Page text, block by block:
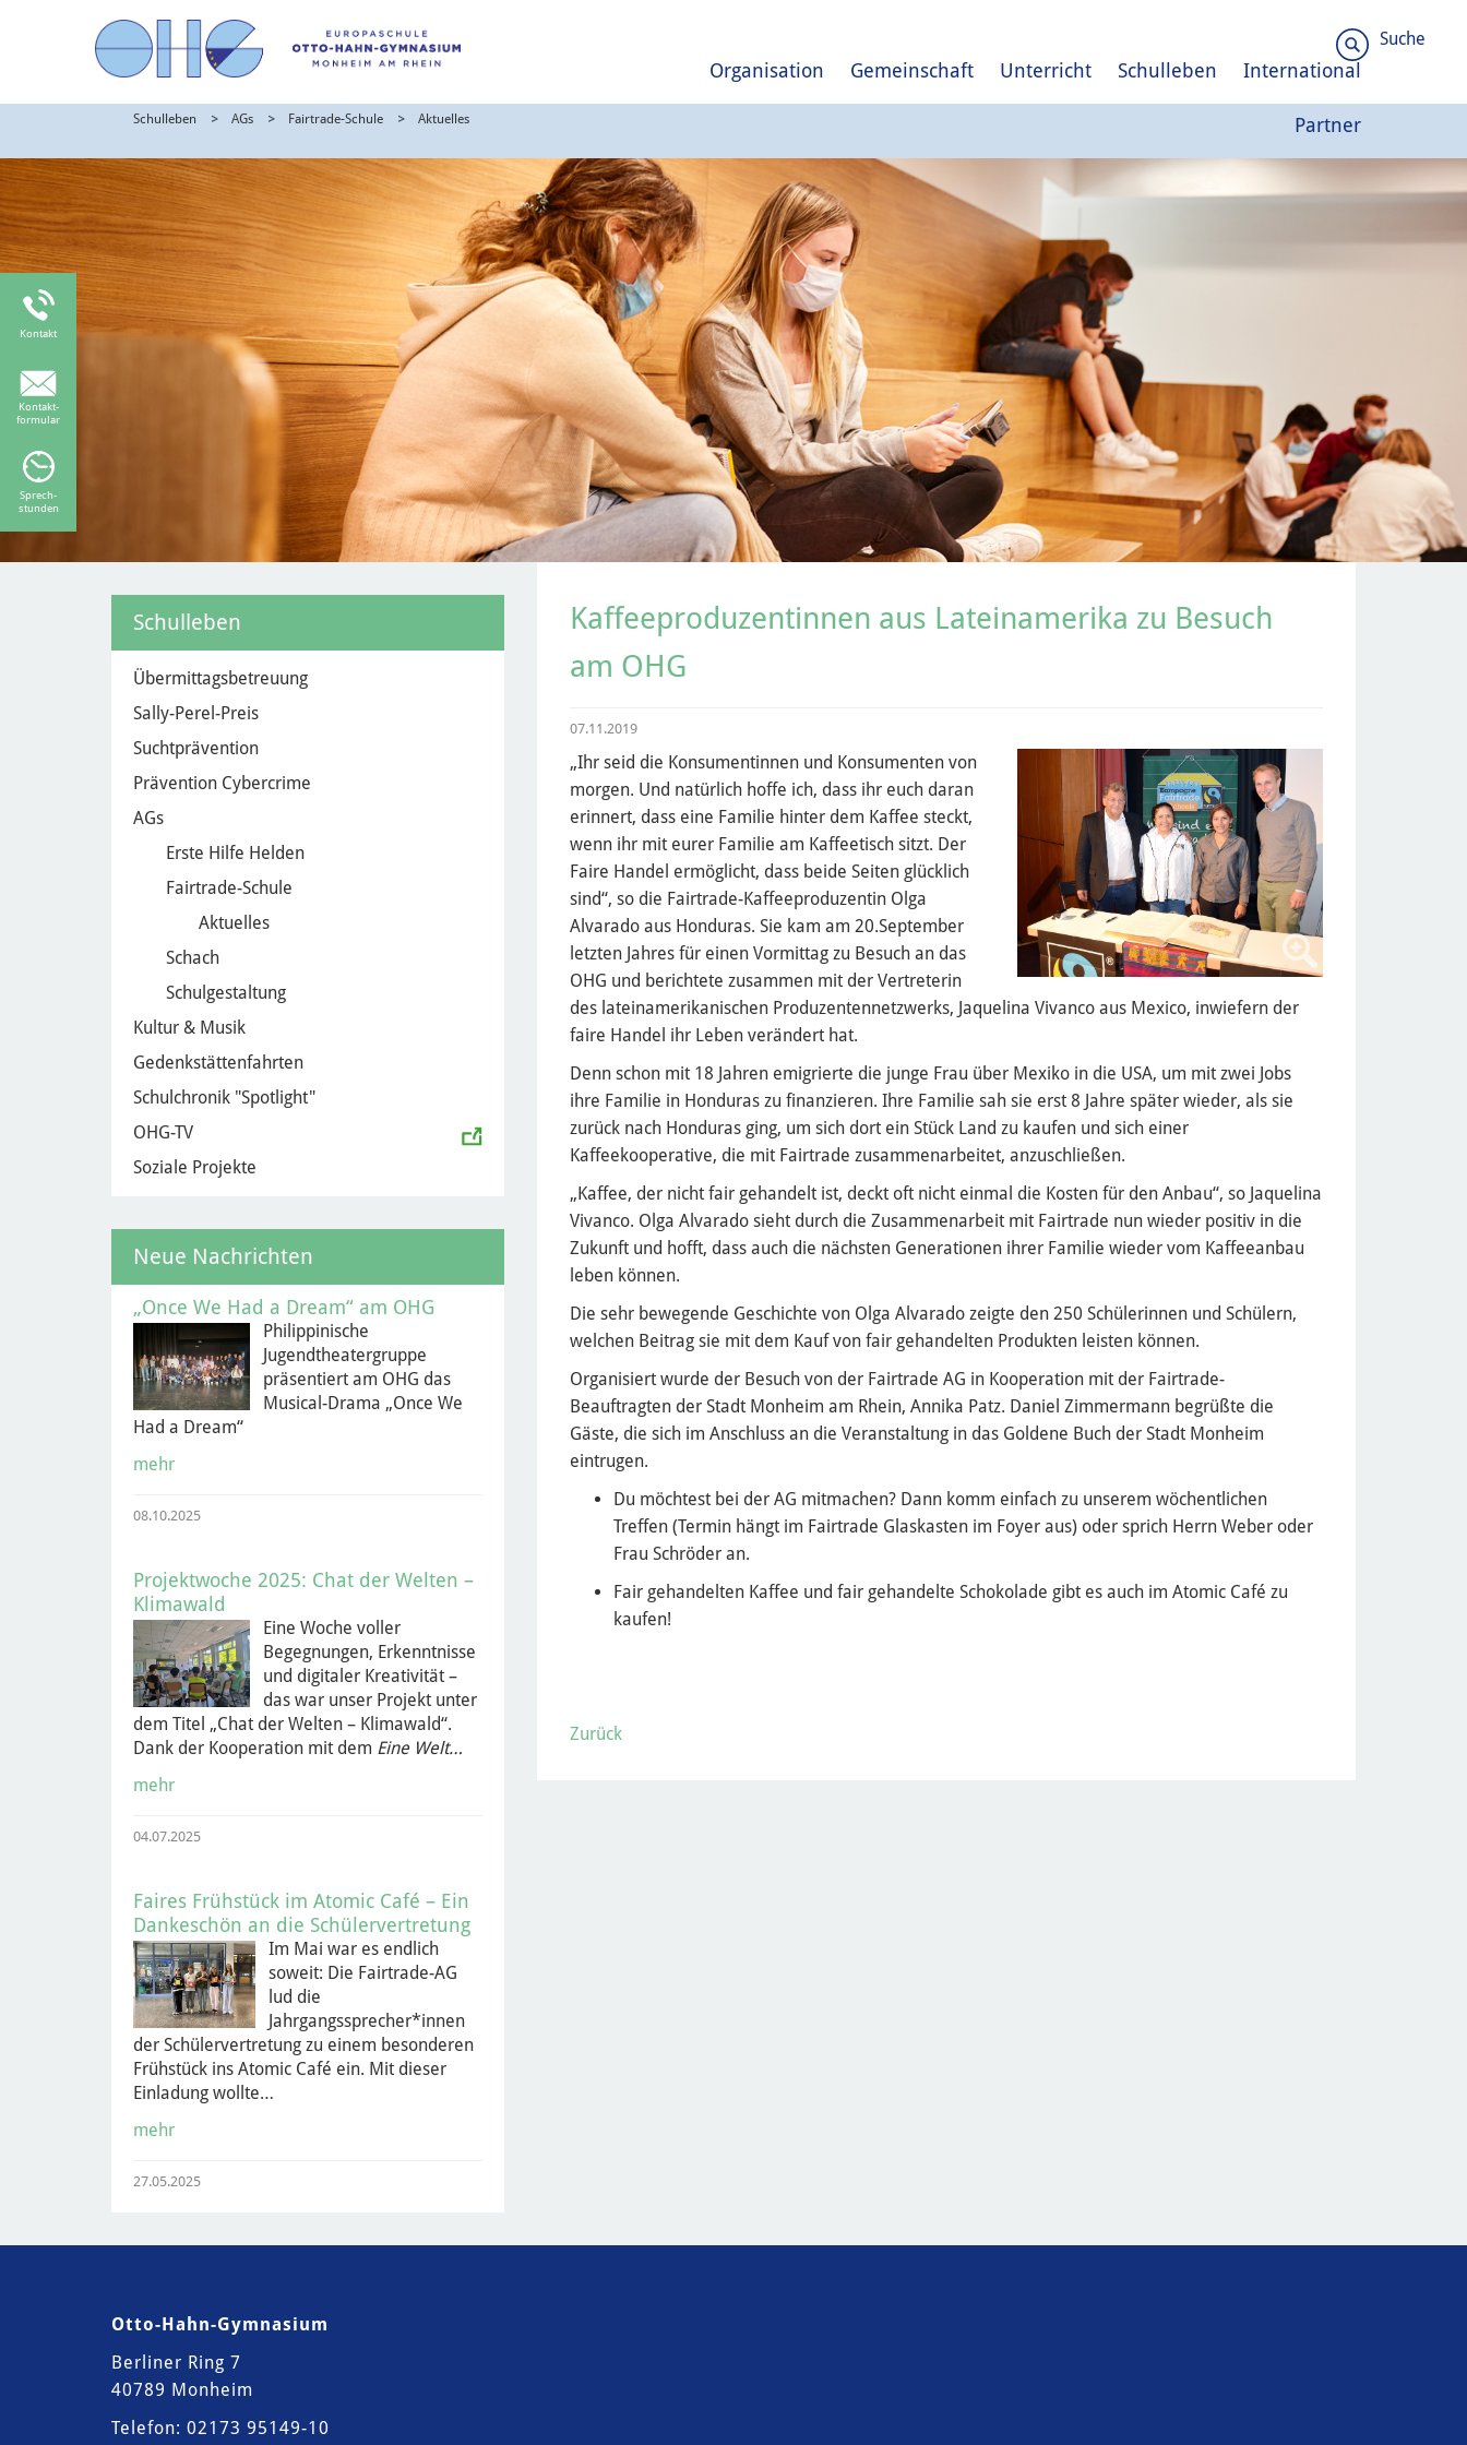
Organisation Gemeinschaft Unterricht Schulleben International
Partner
Suche
Schulleben AGs Fairtrade-Schule Aktuelles
Kaffeeproduzentinnen aus Lateinamerika zu Besuch
am OHG
07.11.2019
„Ihr seid die Konsumentinnen und Konsumenten von
morgen. Und natürlich hoffe ich, dass ihr euch daran
erinnert, dass eine Familie hinter dem Kaffee steckt,
wenn ihr mit eurer Familie am Kaffeetisch sitzt. Der
Faire Handel ermöglicht, dass beide Seiten glücklich
sind“, so die Fairtrade-Kaffeeproduzentin Olga
Alvarado aus Honduras. Sie kam am 20.September
letzten Jahres für einen Vormittag zu Besuch an das
OHG und berichtete zusammen mit der Vertreterin
des lateinamerikanischen Produzentennetzwerks, Jaquelina Vivanco aus Mexico, inwiefern der
faire Handel ihr Leben verändert hat.
Denn schon mit 18 Jahren emigrierte die junge Frau über Mexiko in die USA, um mit zwei Jobs
ihre Familie in Honduras zu finanzieren. Ihre Familie sah sie erst 8 Jahre später wieder, als sie
zurück nach Honduras ging, um sich dort ein Stück Land zu kaufen und sich einer
Kaffeekooperative, die mit Fairtrade zusammenarbeitet, anzuschließen.
„Kaffee, der nicht fair gehandelt ist, deckt oft nicht einmal die Kosten für den Anbau“, so Jaquelina
Vivanco. Olga Alvarado sieht durch die Zusammenarbeit mit Fairtrade nun wieder positiv in die
Zukunft und hofft, dass auch die nächsten Generationen ihrer Familie wieder vom Kaffeeanbau
leben können.
Die sehr bewegende Geschichte von Olga Alvarado zeigte den 250 Schülerinnen und Schülern,
welchen Beitrag sie mit dem Kauf von fair gehandelten Produkten leisten können.
Organisiert wurde der Besuch von der Fairtrade AG in Kooperation mit der Fairtrade-
Beauftragten der Stadt Monheim am Rhein, Annika Patz. Daniel Zimmermann begrüßte die
Gäste, die sich im Anschluss an die Veranstaltung in das Goldene Buch der Stadt Monheim
eintrugen.
Du möchtest bei der AG mitmachen? Dann komm einfach zu unserem wöchentlichen
Treffen (Termin hängt im Fairtrade Glaskasten im Foyer aus) oder sprich Herrn Weber oder
Frau Schröder an.
Fair gehandelten Kaffee und fair gehandelte Schokolade gibt es auch im Atomic Café zu
kaufen!
Zurück
Schulleben
Übermittagsbetreuung
Sally-Perel-Preis
Suchtprävention
Prävention Cybercrime
AGs
Erste Hilfe Helden
Fairtrade-Schule
Aktuelles
Schach
Schulgestaltung
Kultur & Musik
Gedenkstättenfahrten
Schulchronik "Spotlight"
OHG-TV
Soziale Projekte
Neue Nachrichten
„Once We Had a Dream“ am OHG
Philippinische
Jugendtheatergruppe
präsentiert am OHG das
Musical-Drama „Once We
Had a Dream“
mehr
08.10.2025
Projektwoche 2025: Chat der Welten –
Klimawald
Eine Woche voller
Begegnungen, Erkenntnisse
und digitaler Kreativität –
das war unser Projekt unter
dem Titel „Chat der Welten – Klimawald“.
Dank der Kooperation mit dem Eine Welt…
mehr
04.07.2025
Faires Frühstück im Atomic Café – Ein
Dankeschön an die Schülervertretung
Im Mai war es endlich
soweit: Die Fairtrade-AG
lud die
Jahrgangssprecher*innen
der Schülervertretung zu einem besonderen
Frühstück ins Atomic Café ein. Mit dieser
Einladung wollte…
mehr
27.05.2025
Otto-Hahn-Gymnasium
Berliner Ring 7
40789 Monheim
Telefon: 02173 95149-10
Kontakt
Kontakt-
formular
Sprech-
stunden